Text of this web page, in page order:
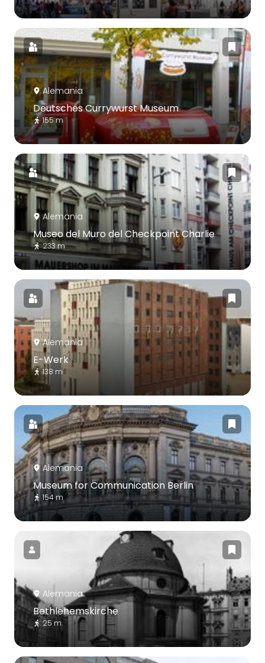
Alemania
Deutsches Currywurst Museum
155 m
Alemania
Museo del Muro del Checkpoint Charlie
233 m
Alemania
E-Werk
138 m
Alemania
Museum for Communication Berlin
154 m
Alemania
Bethlehemskirche
25 m